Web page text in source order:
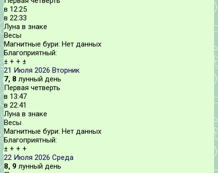
в 12:25
в 22:33
Луна в знаке
Весы
Магнитные бури: Нет данных
Благоприятный:
± + + ±
21 Июля 2026 Вторник
7, 8 лунный день
Первая четверть
в 13:47
в 22:41
Луна в знаке
Весы
Магнитные бури: Нет данных
Благоприятный:
± + + +
22 Июля 2026 Среда
8, 9 лунный день